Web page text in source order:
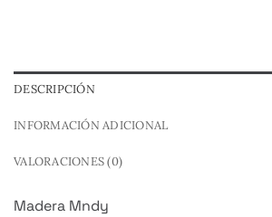
DESCRIPCIÓN
INFORMACIÓN ADICIONAL
VALORACIONES (0)
Madera Mndy